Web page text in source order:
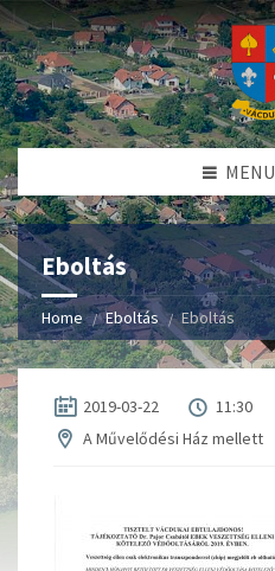
MENU
Eboltás
Home Eboltás Eboltás
2019-03-22
11:30
A Művelődési Ház mellett